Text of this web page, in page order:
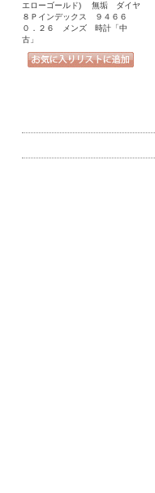
エローゴールド) 無垢 ダイヤ
８Ｐインデックス ９４６６
０．２６ メンズ 時計「中
古」